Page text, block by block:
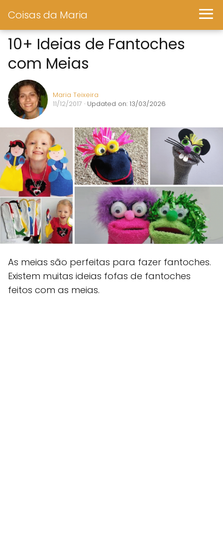
Coisas da Maria
10+ Ideias de Fantoches
com Meias
Maria Teixeira
11/12/2017 · Updated on: 13/03/2026
As meias são perfeitas para fazer fantoches.
Existem muitas ideias fofas de fantoches
feitos com as meias.